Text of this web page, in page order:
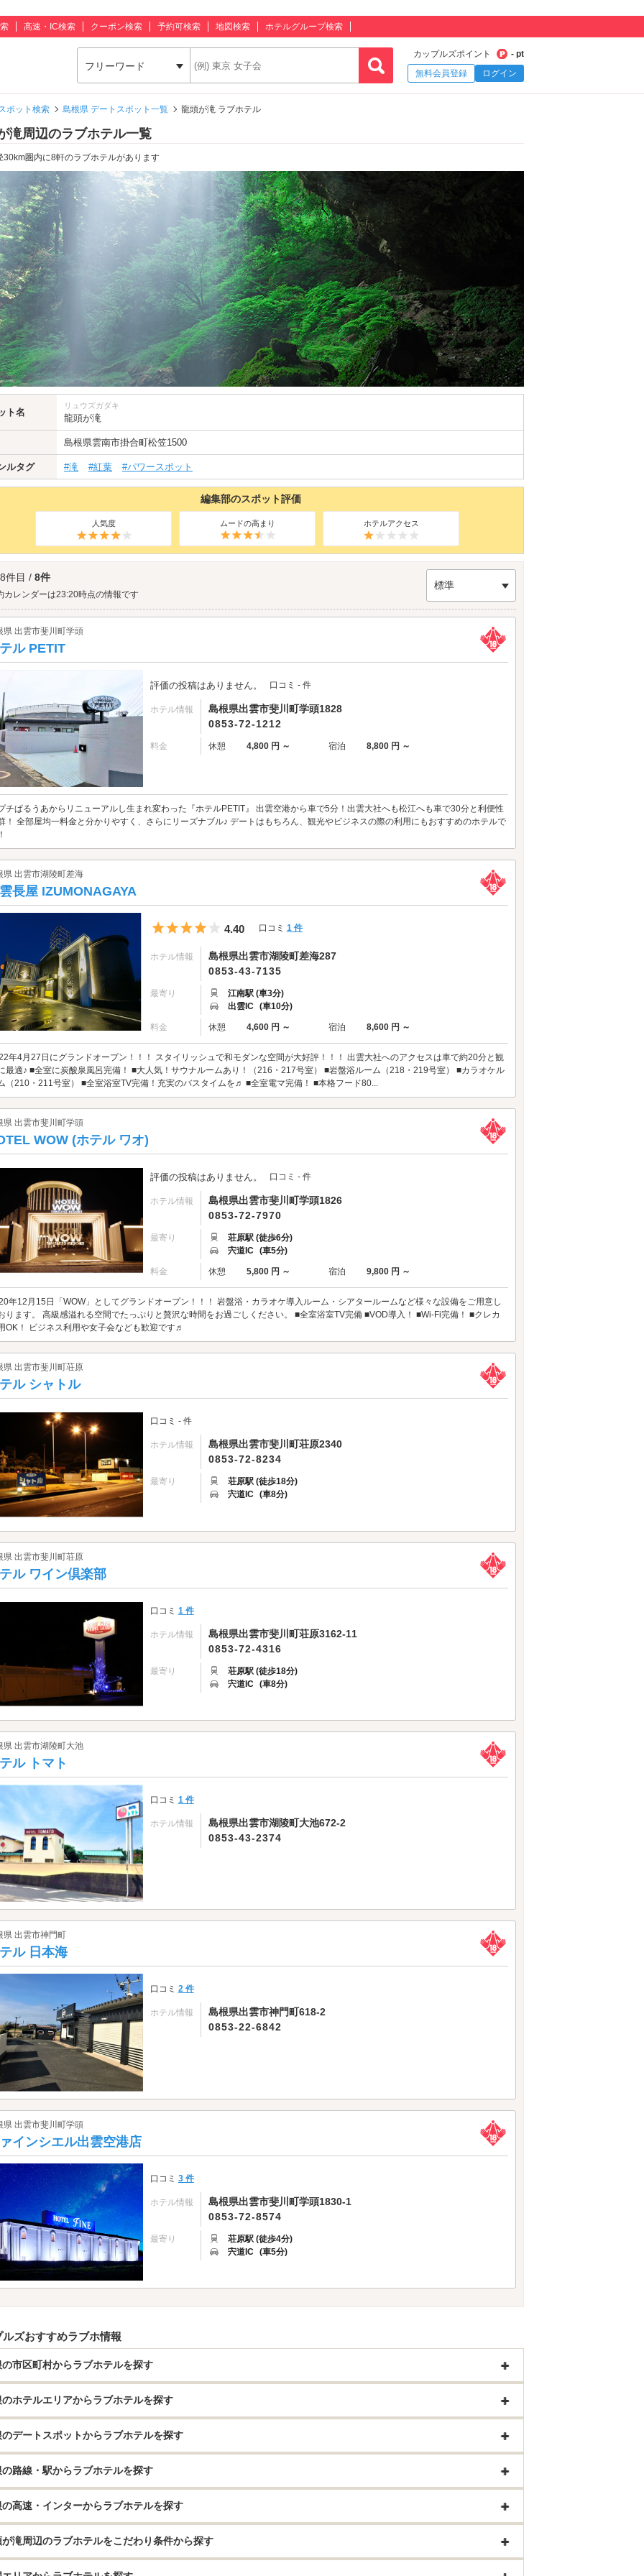
高速・IC検索 クーポン検索 予約可検索 地図検索 ホテルグループ検索
フリーワード
カップルズポイント
- pt
無料会員登録
ログイン
ポット検索 島根県 デートスポット一覧 龍頭が滝 ラブホテル
滝周辺のラブホテル一覧
30km圏内に8軒のラブホテルがあります
ト名
リュウズガダキ
龍頭が滝
島根県雲南市掛合町松笠1500
ルタグ #滝 #紅葉 #パワースポット
編集部のスポット評価
人気度 ムードの高まり ホテルアクセス
件目 / 8件
レンダーは23:20時点の情報です
標準
県 出雲市斐川町学頭
ル PETIT
評価の投稿はありません。 口コミ - 件
ホテル情報
島根県出雲市斐川町学頭1828
0853-72-1212
料金 休憩 4,800 円 ～ 宿泊 8,800 円 ～
チぱるうあからリニューアルし生まれ変わった『ホテルPETIT』 出雲空港から車で5分！出雲大社へも松江へも車で30分と利便性
！ 全部屋均一料金と分かりやすく、さらにリーズナブル♪ デートはもちろん、観光やビジネスの際の利用にもおすすめのホテルで
県 出雲市湖陵町差海
長屋 IZUMONAGAYA
5つ星のうち4
4.40 口コミ 1 件
ホテル情報
島根県出雲市湖陵町差海287
0853-43-7135
最寄り
江南駅 (車3分)
出雲IC (車10分)
料金 休憩 4,600 円 ～ 宿泊 8,600 円 ～
年4月27日にグランドオープン！！！ スタイリッシュで和モダンな空間が大好評！！！ 出雲大社へのアクセスは車で約20分と観
最適♪ ■全室に炭酸泉風呂完備！ ■大人気！サウナルームあり！（216・217号室） ■岩盤浴ルーム（218・219号室） ■カラオケル
（210・211号室） ■全室浴室TV完備！充実のバスタイムを♬ ■全室電マ完備！ ■本格フード80...
県 出雲市斐川町学頭
WOW (ホテル ワオ)
評価の投稿はありません。 口コミ - 件
ホテル情報
島根県出雲市斐川町学頭1826
0853-72-7970
最寄り
荘原駅 (徒歩6分)
宍道IC (車5分)
料金 休憩 5,800 円 ～ 宿泊 9,800 円 ～
年12月15日「WOW」としてグランドオープン！！！ 岩盤浴・カラオケ導入ルーム・シアタールームなど様々な設備をご用意し
ります。 高級感溢れる空間でたっぷりと贅沢な時間をお過ごしください。 ■全室浴室TV完備 ■VOD導入！ ■Wi-Fi完備！ ■クレカ
OK！ ビジネス利用や女子会なども歓迎です♬
県 出雲市斐川町荘原
ル シャトル
口コミ - 件
ホテル情報
島根県出雲市斐川町荘原2340
0853-72-8234
最寄り
荘原駅 (徒歩18分)
宍道IC (車8分)
県 出雲市斐川町荘原
ル ワイン倶楽部
口コミ 1 件
ホテル情報
島根県出雲市斐川町荘原3162-11
0853-72-4316
最寄り
荘原駅 (徒歩18分)
宍道IC (車8分)
県 出雲市湖陵町大池
ル トマト
口コミ 1 件
ホテル情報
島根県出雲市湖陵町大池672-2
0853-43-2374
県 出雲市神門町
ル 日本海
口コミ 2 件
ホテル情報
島根県出雲市神門町618-2
0853-22-6842
県 出雲市斐川町学頭
インシエル出雲空港店
口コミ 3 件
ホテル情報
島根県出雲市斐川町学頭1830-1
0853-72-8574
最寄り
荘原駅 (徒歩4分)
宍道IC (車5分)
ルズおすすめラブホ情報
の市区町村からラブホテルを探す
のホテルエリアからラブホテルを探す
のデートスポットからラブホテルを探す
の路線・駅からラブホテルを探す
の高速・インターからラブホテルを探す
が滝周辺のラブホテルをこだわり条件から探す